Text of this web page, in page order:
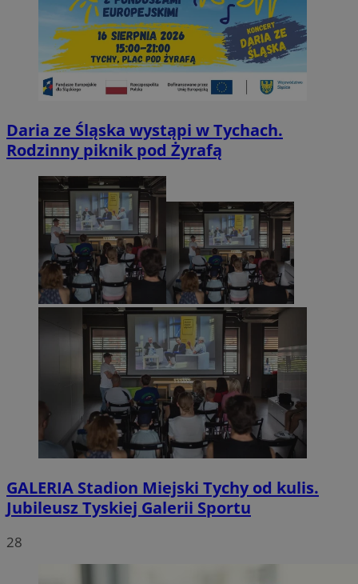
Daria ze Śląska wystąpi w Tychach.
Rodzinny piknik pod Żyrafą
GALERIA Stadion Miejski Tychy od kulis.
Jubileusz Tyskiej Galerii Sportu
28